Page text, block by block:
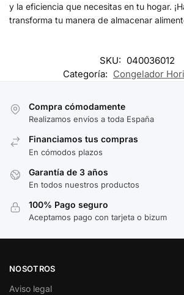
y la eficiencia que necesitas en tu hogar.
transforma tu manera de almacenar
SKU: 040036012
Categoría: Congelador
Compra cómodamente
Realizamos envíos a toda España
Financiamos tus compras
En cómodos plazos
Garantía de 3 años
En todos nuestros productos
100% Pago seguro
Aceptamos pago con tarjeta o bizum
NOSOTROS
Aviso legal